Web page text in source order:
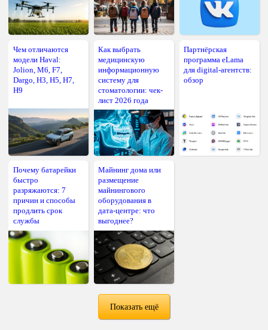
Чем отличаются
модели Haval:
Jolion, M6, F7,
Dargo, H3, H5, H7,
H9
Как выбрать
медицинскую
информационную
систему для
стоматологии: чек-
лист 2026 года
Партнёрская
программа eLama
для digital-агентств:
обзор
Почему батарейки
быстро
разряжаются: 7
причин и способы
продлить срок
службы
Майнинг дома или
размещение
майнингового
оборудования в
дата-центре: что
выгоднее?
Показать ещё